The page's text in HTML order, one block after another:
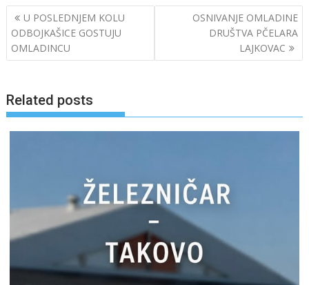
Post
navigation
U POSLEDNJEM KOLU
ODBOJKAŠICE GOSTUJU
OMLADINCU
OSNIVANJE OMLADINE
DRUŠTVA PČELARA
LAJKOVAC
Related posts